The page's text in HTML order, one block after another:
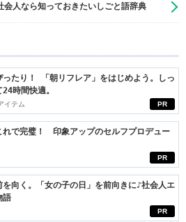
人なら知っておきたいしごと語辞典
PR
ったり！ 「朝リフレア」をはじめよう。しっ
時間快適。
イテム
PR
れで完璧！ 印象アップのセルフプロデュー
PR
を向く。「女の子の日」を前向きに♪社会人エ
語